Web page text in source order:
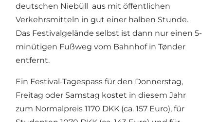
deutschen Niebüll aus mit öffentlichen
Verkehrsmitteln in gut einer halben Stunde.
Das Festivalgelände selbst ist dann nur einen 5-
minütigen Fußweg vom Bahnhof in Tønder
entfernt.
Ein Festival-Tagespass für den Donnerstag,
Freitag oder Samstag kostet in diesem Jahr
zum Normalpreis 1170 DKK (ca. 157 Euro), für